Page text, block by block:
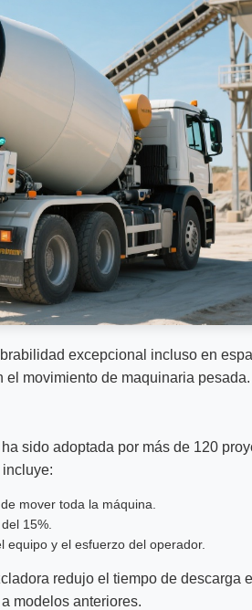
excepcional incluso en
movimiento de maquinaria pesada.
sido adoptada por más de 120
mover toda la máquina.
15%.
equipo y el esfuerzo del operador.
redujo el tiempo de descarga
modelos anteriores.